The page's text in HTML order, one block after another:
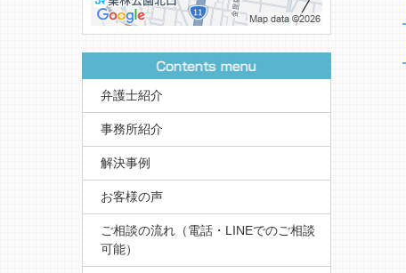
弁護士紹介
事務所紹介
解決事例
お客様の声
ご相談の流れ（電話・LINEでのご相談
可能）